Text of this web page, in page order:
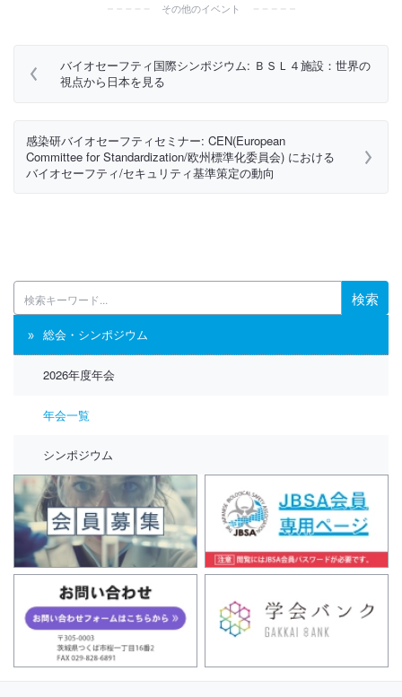
その他のイベント
バイオセーフティ国際シンポジウム: ＢＳＬ４施設：世界の
視点から日本を見る
感染研バイオセーフティセミナー: CEN(European
Committee for Standardization/欧州標準化委員会) における
バイオセーフティ/セキュリティ基準策定の動向
検索
総会・シンポジウム
2026年度年会
年会一覧
シンポジウム